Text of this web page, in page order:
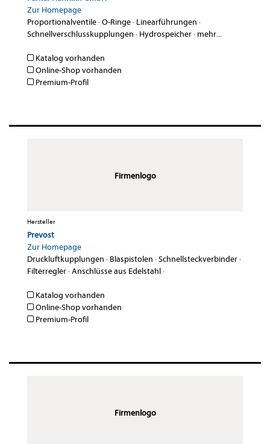
Zur Homepage
Proportionalventile·O-Ringe· Linearführungen ·
Schnellverschlusskupplungen · Hydrospeicher· mehr...
Katalog vorhanden
Online-Shop vorhanden
Premium-Profil
Firmenlogo
Hersteller
Prevost
Zur Homepage
Druckluftkupplungen · Blaspistolen ·Schnellsteckverbinder·
Filterregler·Anschlüsse aus Edelstahl·
Katalog vorhanden
Online-Shop vorhanden
Premium-Profil
Firmenlogo